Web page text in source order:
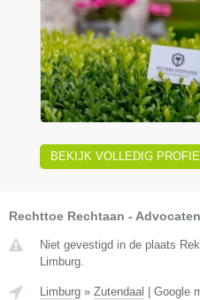
BEKIJK VOLLEDIG
Rechttoe Rechtaan -
Niet gevestigd in de plaats
Limburg.
Limburg » Zutendaal | Google